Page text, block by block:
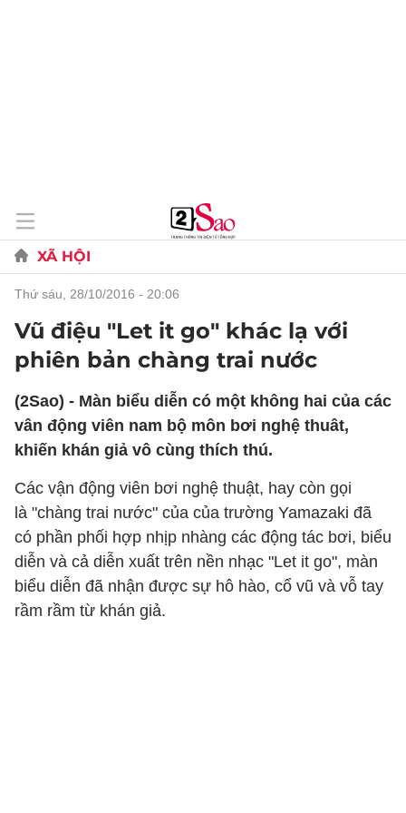
XÃ HỘI
thứ sáu, 28/10/2016 - 20:06
Vũ điệu "Let it go" khác lạ với
phiên bản chàng trai nước
(2Sao) - Màn biểu diễn có một không hai của các
vân động viên nam bộ môn bơi nghệ thuât,
khiến khán giả vô cùng thích thú.
Các vận động viên bơi nghệ thuật, hay còn gọi
là "chàng trai nước" của của trường Yamazaki đã
có phần phối hợp nhịp nhàng các động tác bơi, biểu
diễn và cả diễn xuất trên nền nhạc "Let it go", màn
biểu diễn đã nhận được sự hô hào, cổ vũ và vỗ tay
rầm rầm từ khán giả.